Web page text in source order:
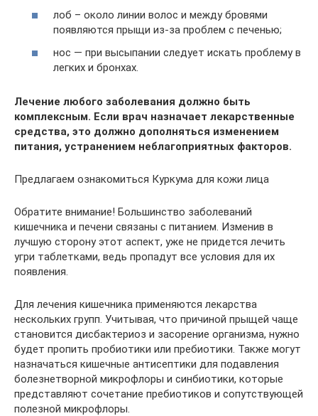
лоб – около линии волос и между бровями
появляются прыщи из-за проблем с печенью;
нос — при высыпании следует искать проблему в
легких и бронхах.
Лечение любого заболевания должно быть
комплексным. Если врач назначает лекарственные
средства, это должно дополняться изменением
питания, устранением неблагоприятных факторов.
Предлагаем ознакомиться Куркума для кожи лица
Обратите внимание! Большинство заболеваний
кишечника и печени связаны с питанием. Изменив в
лучшую сторону этот аспект, уже не придется лечить
угри таблетками, ведь пропадут все условия для их
появления.
Для лечения кишечника применяются лекарства
нескольких групп. Учитывая, что причиной прыщей чаще
становится дисбактериоз и засорение организма, нужно
будет пропить пробиотики или пребиотики. Также могут
назначаться кишечные антисептики для подавления
болезнетворной микрофлоры и синбиотики, которые
представляют сочетание пребиотиков и сопутствующей
полезной микрофлоры.